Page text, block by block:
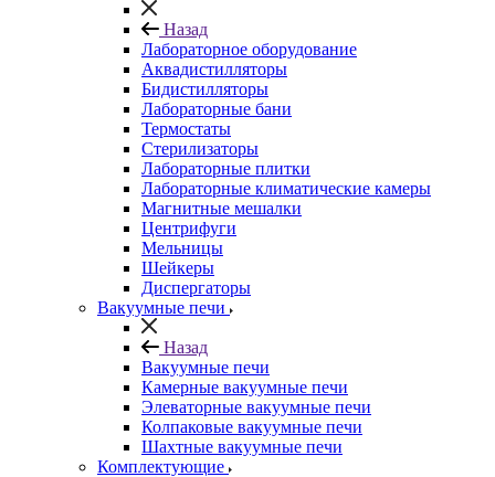
Назад
Лабораторное оборудование
Аквадистилляторы
Бидистилляторы
Лабораторные бани
Термостаты
Стерилизаторы
Лабораторные плитки
Лабораторные климатические камеры
Магнитные мешалки
Центрифуги
Мельницы
Шейкеры
Диспергаторы
Вакуумные печи
Назад
Вакуумные печи
Камерные вакуумные печи
Элеваторные вакуумные печи
Колпаковые вакуумные печи
Шахтные вакуумные печи
Комплектующие